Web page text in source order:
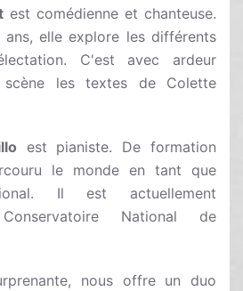
est comédienne et chanteuse.
elle explore les différents
C'est avec ardeur
les textes de Colette
est pianiste. De formation
le monde en tant que
Il est actuellement
National de
nous offre un duo